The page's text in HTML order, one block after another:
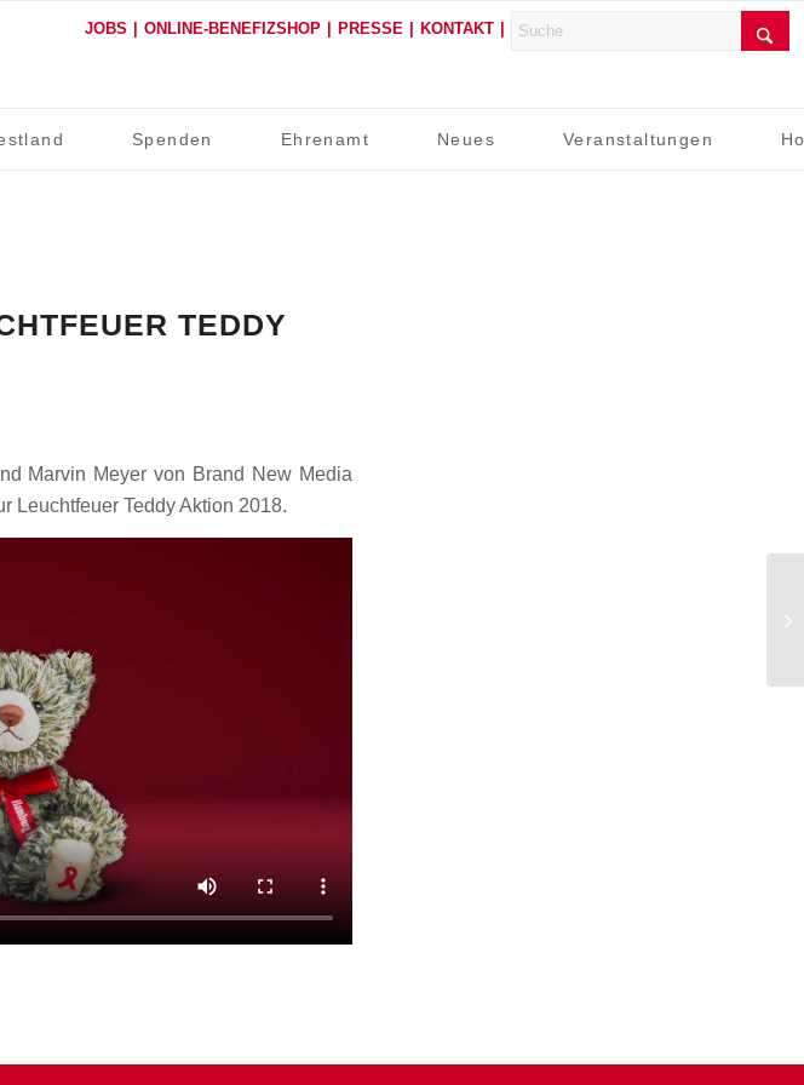
JOBS ONLINE-BENEFIZSHOP PRESSE KONTAKT
Spenden Ehrenamt Neues Veranstaltungen
TEDDY
Marvin Meyer von Brand New Media
Leuchtfeuer Teddy Aktion 2018.